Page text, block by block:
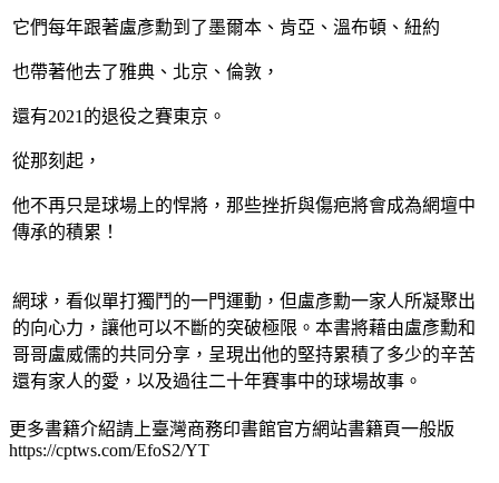
它們每年跟著盧彥勳到了墨爾本、肯亞、溫布頓、紐約
也帶著他去了雅典、北京、倫敦，
還有2021的退役之賽東京。
從那刻起，
他不再只是球場上的悍將，那些挫折與傷疤將會成為網壇中
傳承的積累！
網球，看似單打獨鬥的一門運動，但盧彥勳一家人所凝聚出
的向心力，讓他可以不斷的突破極限。本書將藉由盧彥勳和
哥哥盧威儒的共同分享，呈現出他的堅持累積了多少的辛苦
還有家人的愛，以及過往二十年賽事中的球場故事。
更多書籍介紹請上臺灣商務印書館官方網站書籍頁一般版
https://cptws.com/EfoS2/YT